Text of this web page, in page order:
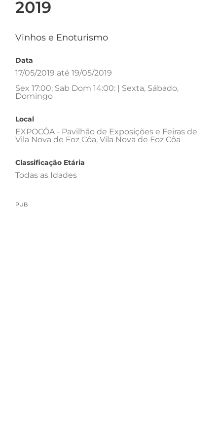
2019
Vinhos e Enoturismo
Data
17/05/2019 até 19/05/2019
Sex 17:00; Sab Dom 14:00: | Sexta, Sábado,
Domingo
Local
EXPOCÔA - Pavilhão de Exposições e Feiras de
Vila Nova de Foz Côa, Vila Nova de Foz Côa
Classificação Etária
Todas as Idades
PUB